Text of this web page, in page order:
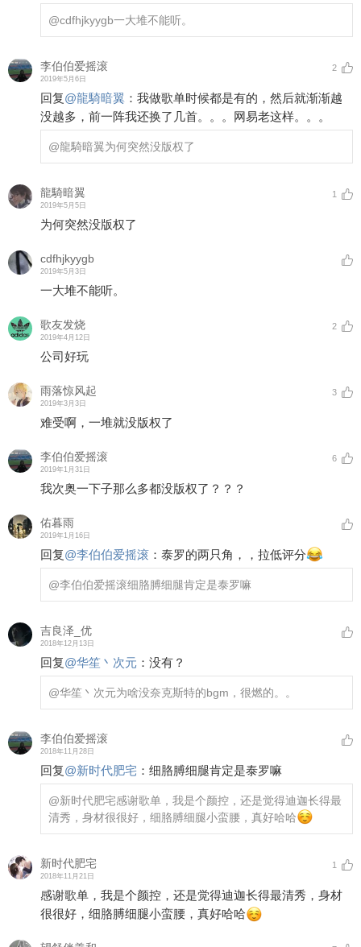
@cdfhjkyygb一大堆不能听。
李伯伯爱摇滚
2019年5月6日
2
回复@龍騎暗翼 ： 我做歌单时候都是有的，然后就渐渐越
没越多，前一阵我还换了几首。。。网易老这样。。。
@龍騎暗翼为何突然没版权了
龍騎暗翼
2019年5月5日
1
为何突然没版权了
cdfhjkyygb
2019年5月3日
一大堆不能听。
歌友发烧
2019年4月12日
2
公司好玩
雨落惊风起
2019年3月3日
3
难受啊，一堆就没版权了
李伯伯爱摇滚
2019年1月31日
6
我次奥一下子那么多都没版权了？？？
佑暮雨
2019年1月16日
回复@李伯伯爱摇滚 ： 泰罗的两只角，，拉低评分
@李伯伯爱摇滚细胳膊细腿肯定是泰罗嘛
吉良泽_优
2018年12月13日
回复@华笙丶次元 ： 没有？
@华笙丶次元为啥没奈克斯特的bgm，很燃的。。
李伯伯爱摇滚
2018年11月28日
回复@新时代肥宅 ： 细胳膊细腿肯定是泰罗嘛
@新时代肥宅感谢歌单，我是个颜控，还是觉得迪迦长得最
清秀，身材很很好，细胳膊细腿小蛮腰，真好哈哈
新时代肥宅
2018年11月21日
1
感谢歌单，我是个颜控，还是觉得迪迦长得最清秀，身材
很很好，细胳膊细腿小蛮腰，真好哈哈